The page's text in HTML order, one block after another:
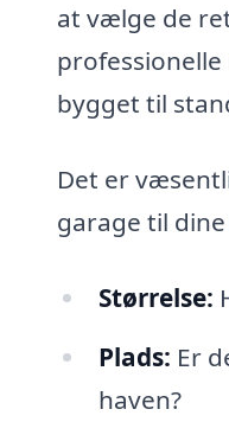
at vælge de
bygget til
Det er
garage til
Størrelse:
Plads: Er
haven?